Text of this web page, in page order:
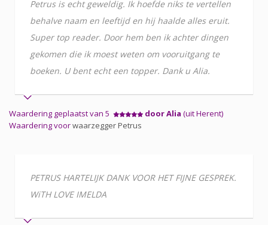
Petrus is echt geweldig. Ik hoefde niks te vertellen
behalve naam en leeftijd en hij haalde alles eruit.
Super top reader. Door hem ben ik achter dingen
gekomen die ik moest weten om vooruitgang te
boeken. U bent echt een topper. Dank u Alia.
Waardering geplaatst van 5 door Alia (uit Herent)
Waardering voorwaarzegger Petrus
PETRUS HARTELIJK DANK VOOR HET FIJNE GESPREK.
WiTH LOVE IMELDA